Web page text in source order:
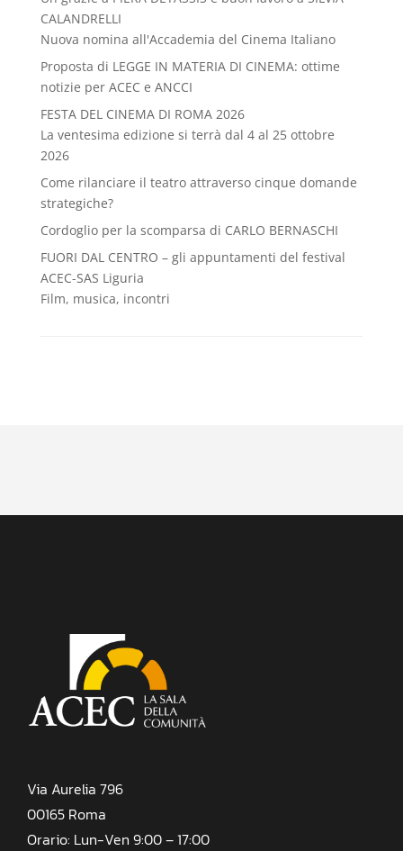
CALANDRELLI
Nuova nomina all'Accademia del Cinema Italiano
Proposta di LEGGE IN MATERIA DI CINEMA: ottime
notizie per ACEC e ANCCI
FESTA DEL CINEMA DI ROMA 2026
La ventesima edizione si terrà dal 4 al 25 ottobre
2026
Come rilanciare il teatro attraverso cinque domande
strategiche?
Cordoglio per la scomparsa di CARLO BERNASCHI
FUORI DAL CENTRO – gli appuntamenti del festival
ACEC-SAS Liguria
Film, musica, incontri
Via Aurelia 796
00165 Roma
Orario: Lun-Ven 9:00 – 17:00